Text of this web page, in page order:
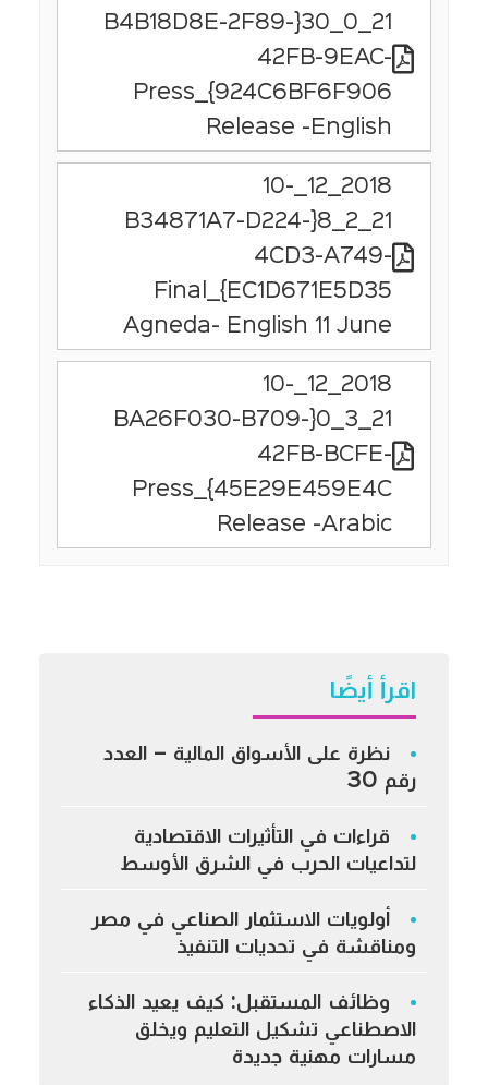
21_0_30{B4B18D8E-2F89-
42FB-9EAC-
924C6BF6F906}_Press
Release -English
2018_12_10-
21_2_8{B34871A7-D224-
4CD3-A749-
EC1D671E5D35}_Final
Agneda- English 11 June
2018_12_10-
21_3_0{BA26F030-B709-
42FB-BCFE-
45E29E459E4C}_Press
Release -Arabic
اقرأ أيضًا
نظرة على الأسواق المالية – العدد
رقم 30
قراءات في التأثيرات الاقتصادية
لتداعيات الحرب في الشرق الأوسط
أولويات الاستثمار الصناعي في مصر
ومناقشة في تحديات التنفيذ
وظائف المستقبل: كيف يعيد الذكاء
الاصطناعي تشكيل التعليم ويخلق
مسارات مهنية جديدة